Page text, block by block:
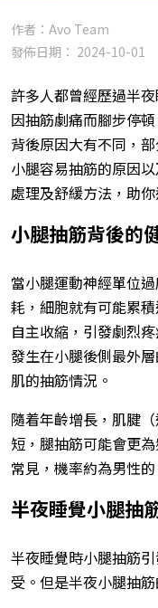
作者：Avo Team
發佈日期： 2024-10-01
許多人都曾經歷過半
因抽筋劇痛而腳步停
背後原因大有不同，
小腿容易抽筋的原因
處理及舒緩方法，助你
小腿抽筋背後的
當小腿運動神經單位
耗，細胞就有可能累
自主收縮，引發劇烈
發生在小腿後側最外
肌的抽筋情況。
隨着年齡增長，肌腱
短，腿抽筋可能會更
常見，機率約為男性的
半夜睡覺小腿抽
半夜睡覺時小腿抽筋
受。但是半夜小腿抽